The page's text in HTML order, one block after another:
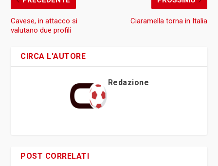
Cavese, in attacco si
valutano due profili
Ciaramella torna in Italia
CIRCA L'AUTORE
Redazione
POST CORRELATI